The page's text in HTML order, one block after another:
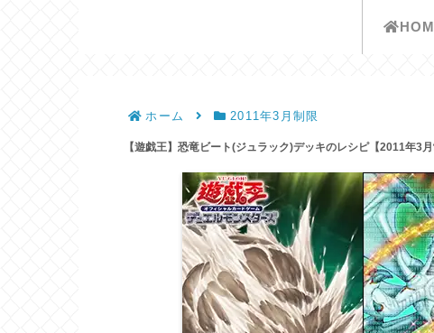
ホーム 2011年3月制限
【遊戯王】恐竜ビート(ジュラック)デッキのレシピ【2011年3月